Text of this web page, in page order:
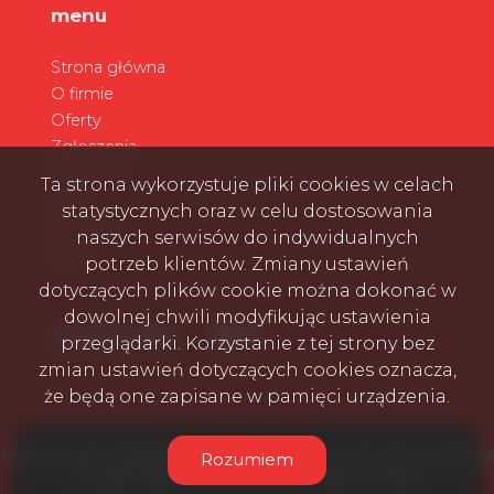
menu
Strona główna
O firmie
Oferty
Zgłoszenia
Kontakt
social media Facebook
Facebook
Facebook
Oferty nowych mieszkań i domów na sprzedaż - pierwotny.eu © 2026
Program dla biur nieruchomości
Galactica Virgo
Ta strona wykorzystuje pliki cookies w celach
statystycznych oraz w celu dostosowania
naszych serwisów do indywidualnych
potrzeb klientów. Zmiany ustawień
dotyczących plików cookie można dokonać w
dowolnej chwili modyfikując ustawienia
przeglądarki. Korzystanie z tej strony bez
zmian ustawień dotyczących cookies oznacza,
że będą one zapisane w pamięci urządzenia.
Rozumiem